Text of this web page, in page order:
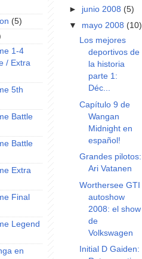
(5)
1-4
/ Extra
5th
Battle
Battle
Extra
Final
Legend
en
► junio 2008 (5)
▼ mayo 2008 (10)
Los mejores
deportivos de
la historia
parte 1:
Déc...
Capítulo 9 de
Wangan
Midnight en
español!
Grandes pilotos:
Ari Vatanen
Worthersee GTI
autoshow
2008: el show
de
Volkswagen
Initial D Gaiden: